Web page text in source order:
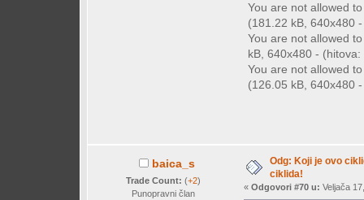
You are not allowed
(181.22 kB, 640x480
You are not allowed
kB, 640x480 - (hitova:
You are not allowed
(126.05 kB, 640x480
baica_s
Trade Count: (+2)
Punopravni član
Odg: Koji je ovo
ciklida!
« Odgovori #70 u: Veljača